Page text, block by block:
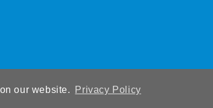
our website. Privacy Policy
運送政策 聯絡資訊